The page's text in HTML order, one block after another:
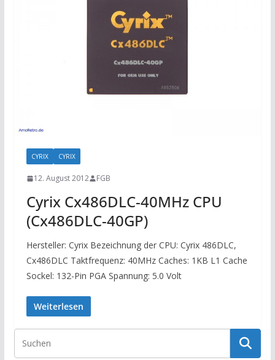
CYRIX CYRIX
12. August 2012 FGB
Cyrix Cx486DLC-40MHz CPU
(Cx486DLC-40GP)
Hersteller: Cyrix Bezeichnung der CPU: Cyrix 486DLC,
Cx486DLC Taktfrequenz: 40MHz Caches: 1KB L1 Cache
Sockel: 132-Pin PGA Spannung: 5.0 Volt
Weiterlesen